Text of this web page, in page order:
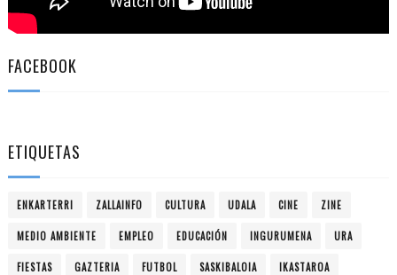
FACEBOOK
ETIQUETAS
ENKARTERRI ZALLAINFO CULTURA UDALA CINE ZINE
MEDIO AMBIENTE EMPLEO EDUCACIÓN INGURUMENA URA
FIESTAS GAZTERIA FUTBOL SASKIBALOIA IKASTAROA